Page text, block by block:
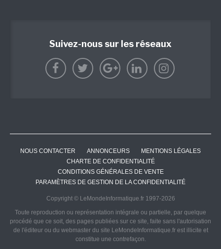
Suivez-nous sur les réseaux
NOUS CONTACTER ANNONCEURS
MENTIONS LÉGALES
CHARTE DE CONFIDENTIALITÉ
CONDITIONS GÉNÉRALES DE VENTE
PARAMÈTRES DE GESTION DE LA CONFIDENTIALITÉ
Copyright © LeMondeInformatique.fr 1997-2026
Toute reproduction ou représentation intégrale ou partielle, par quelque
procédé que ce soit, des pages publiées sur ce site, faite sans l'autorisation
de l'éditeur ou du webmaster du site LeMondeInformatique.fr est illicite et
constitue une contrefaçon.